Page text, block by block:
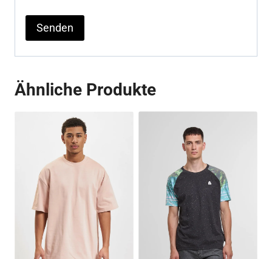
Ähnliche Produkte